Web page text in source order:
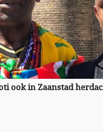
ook in Zaanstad